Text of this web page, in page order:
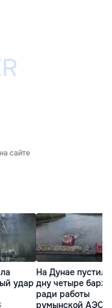
сайте
удар
На Дунае
дну четыре
ради работы
румынской АЭС